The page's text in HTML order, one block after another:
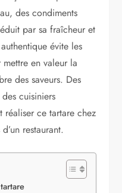
des condiments
par sa fraîcheur et
évite les
en valeur la
des saveurs. Des
cuisiniers
réaliser ce tartare chez
restaurant.